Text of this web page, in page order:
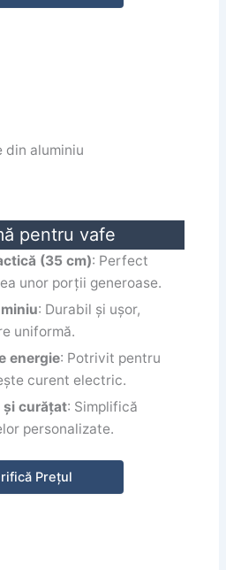
pentru vafe
(35 cm): Perfect
unor porții generoase.
: Durabil și ușor,
uniformă.
energie: Potrivit pentru
curent electric.
și curățat: Simplifică
personalizate.
Prețul